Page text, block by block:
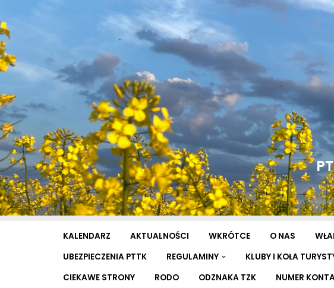
Przejdź
treści
KALENDARZ AKTUALNOŚCI WKRÓTCE O NAS
UBEZPIECZENIA PTTK
REGULAMINY KLUBY I KOŁA
CIEKAWE STRONY
RODO ODZNAKA TZK NUMER